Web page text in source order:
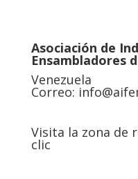
Asociación de
Ensambladores
Venezuela
Correo:
Visita la zona de
clic